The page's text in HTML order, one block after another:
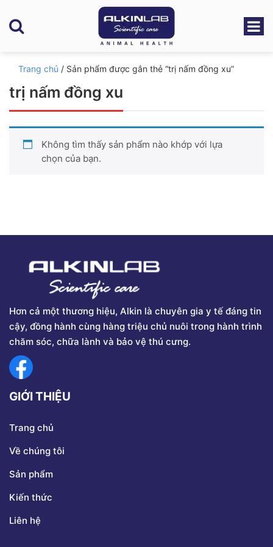
Trang chủ / Sản phẩm được gắn thẻ “trị nấm đồng xu”
trị nấm đồng xu
Không tìm thấy sản phẩm nào khớp với lựa
chọn của bạn.
Hơn cả một thương hiệu, Alkin là chuyên gia y tế đáng tin
cậy, đồng hành cùng hàng triệu chủ nuôi trong hành trình
chăm sóc, chữa lành và bảo vệ thú cưng.
GIỚI THIỆU
Trang chủ
Về chúng tôi
Sản phẩm
Kiến thức
Liên hệ